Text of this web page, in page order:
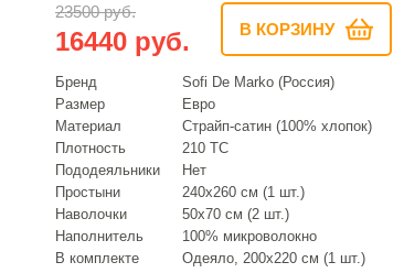
23500 руб.
16440 руб. В КОРЗИНУ
Бренд
Sofi De Marko (Россия)
Размер
Евро
Материал
Страйп-сатин (100% хлопок)
Плотность
210 ТС
Пододеяльники
Нет
Простыни
240х260 см (1 шт.)
Наволочки
50х70 см (2 шт.)
Наполнитель
100% микроволокно
В комплекте
Одеяло, 200х220 см (1 шт.)